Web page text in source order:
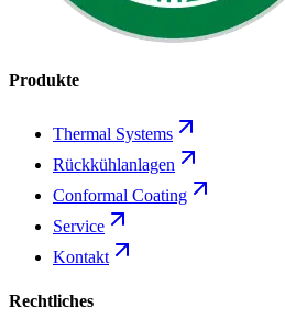
Produkte
Thermal Systems
Rückkühlanlagen
Conformal Coating
Service
Kontakt
Rechtliches